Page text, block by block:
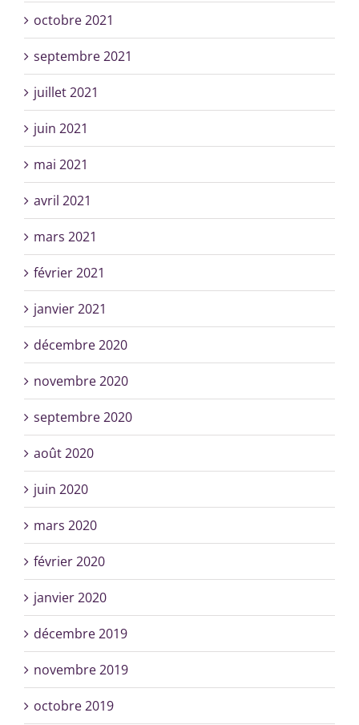
octobre 2021
septembre 2021
juillet 2021
juin 2021
mai 2021
avril 2021
mars 2021
février 2021
janvier 2021
décembre 2020
novembre 2020
septembre 2020
août 2020
juin 2020
mars 2020
février 2020
janvier 2020
décembre 2019
novembre 2019
octobre 2019